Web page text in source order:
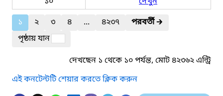
১
২ ৩ ৪ ... ৪২৩৭ পরবর্তী🡲
পৃষ্ঠায় যান
দেখছেন ১ থেকে ১০ পর্যন্ত, মোট ৪২৩৬২ এন্ট্রি
এই কনটেন্টটি শেয়ার করতে ক্লিক করুন